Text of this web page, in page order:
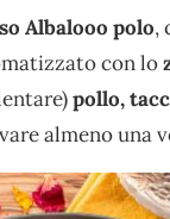
Albalooo polo,
con lo
pollo,
almeno una